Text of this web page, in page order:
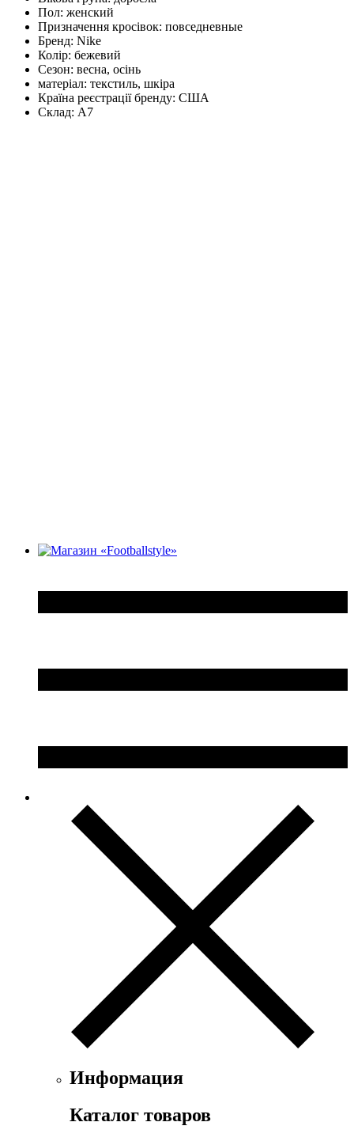
Пол: женский
Призначення кросівок: повседневные
Бренд: Nike
Колір: бежевий
Сезон: весна, осінь
матеріал: текстиль, шкіра
Країна реєстрації бренду: США
Склад: А7
Информация
Каталог товаров